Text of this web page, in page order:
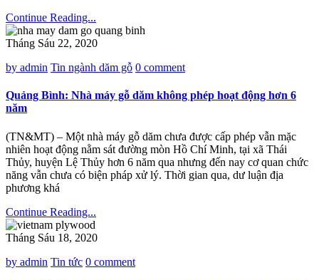
Continue Reading...
Tháng Sáu 22, 2020
by admin Tin ngành dăm gỗ 0 comment
Quảng Bình: Nhà máy gỗ dăm không phép hoạt động hơn 6
năm
(TN&MT) – Một nhà máy gỗ dăm chưa được cấp phép vẫn mặc
nhiên hoạt động nằm sát đường mòn Hồ Chí Minh, tại xã Thái
Thủy, huyện Lệ Thủy hơn 6 năm qua nhưng đến nay cơ quan chức
năng vẫn chưa có biện pháp xử lý. Thời gian qua, dư luận địa
phương khá
Continue Reading...
Tháng Sáu 18, 2020
by admin Tin tức 0 comment